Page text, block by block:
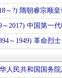
～?) 隋朝睿宗顺皇
～2017) 中国第一
～1949) 革命烈士
人民共和国国务院